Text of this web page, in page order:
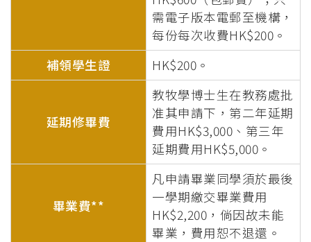
需電子版本電郵至機構，
每份每次收費HK$200。
補領學生證
HK$200。
延期修畢費
教牧學博士生在教務處批
准其申請下，第二年延期
費用HK$3,000、第三年
延期費用HK$5,000。
畢業費**
凡申請畢業同學須於最後
一學期繳交畢業費用
HK$2,200，倘因故未能
畢業，費用恕不退還。